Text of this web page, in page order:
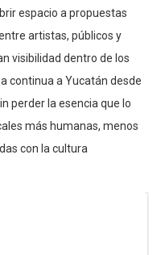
espacio a propuestas
artistas, públicos y
visibilidad dentro de los
continua a Yucatán desde
perder la esencia que lo
más humanas, menos
con la cultura